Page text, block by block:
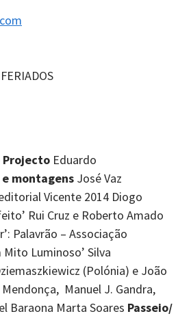
Projecto Eduardo
montagens José Vaz
Vicente 2014 Diogo
Rui Cruz e Roberto Amado
Palavrão – Associação
Luminoso’ Silva
(Polónia) e João
Manuel J. Gandra,
Baraona Marta Soares Passeio/